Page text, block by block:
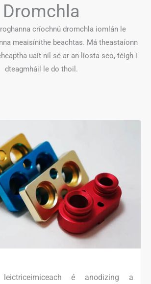
Dromchla
críochnú dromchla iomlán le
meaisínithe beachtas. Má theastaíonn
uait níl sé ar an liosta seo, téigh i
dteagmháil le do thoil.
é anodizing a